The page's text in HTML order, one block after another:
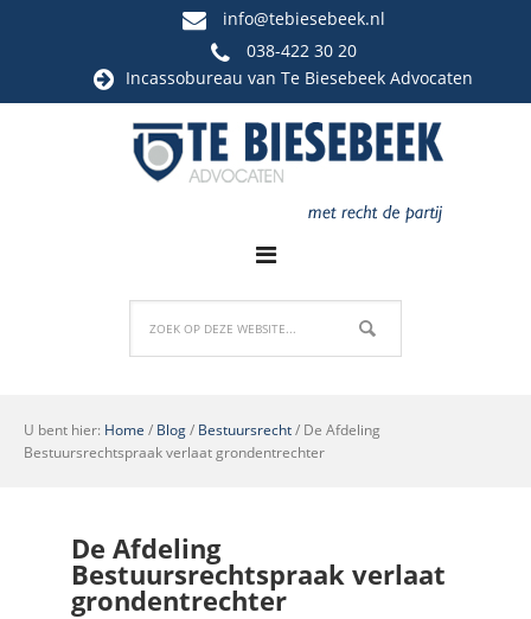
info@tebiesebeek.nl
038-422 30 20
Incassobureau van Te Biesebeek Advocaten
U bent hier: Home / Blog/ Bestuursrecht/ De Afdeling
Bestuursrechtspraak verlaat grondentrechter
De Afdeling
Bestuursrechtspraak verlaat
grondentrechter